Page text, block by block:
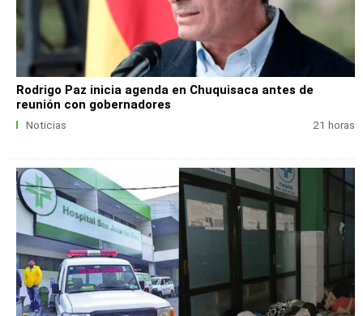
Rodrigo Paz inicia agenda en Chuquisaca antes de
reunión con gobernadores
Noticias 21 horas